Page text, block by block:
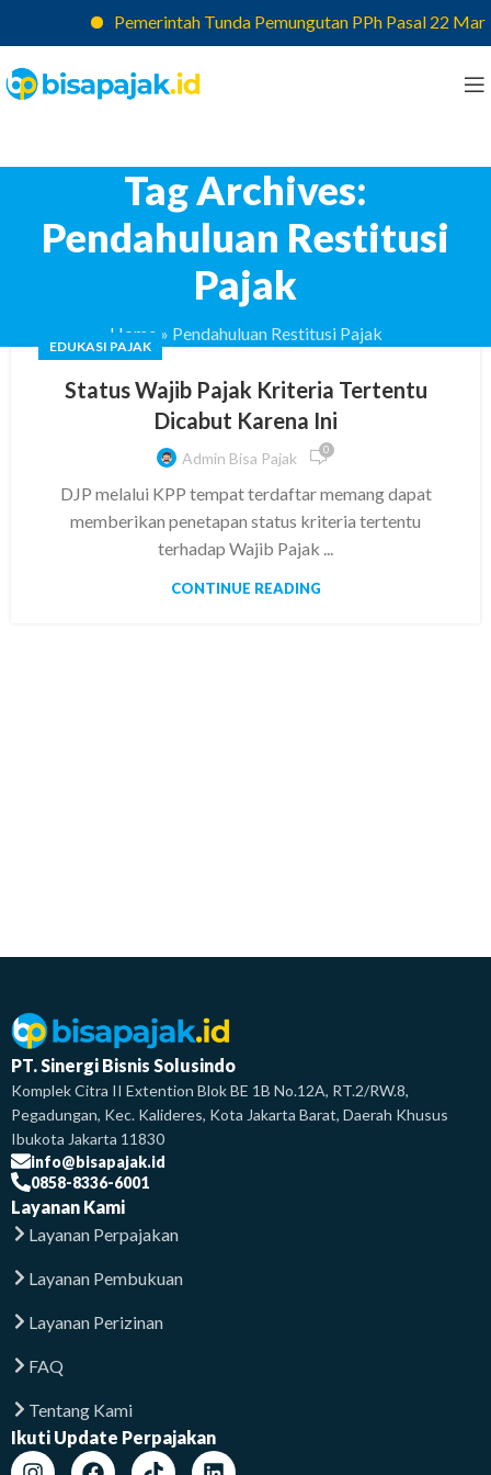
Pemerintah Tunda Pemungutan PPh Pasal 22
Tag Archives:
Pendahuluan Restitusi
Pajak
Home » Pendahuluan Restitusi Pajak
EDUKASI PAJAK
Status Wajib Pajak Kriteria Tertentu
Dicabut Karena Ini
Admin Bisa Pajak 0
DJP melalui KPP tempat terdaftar memang dapat
memberikan penetapan status kriteria tertentu
terhadap Wajib Pajak ...
CONTINUE READING
PT. Sinergi Bisnis Solusindo
Komplek Citra II Extention Blok BE 1B No.12A, RT.2/RW.8,
Pegadungan, Kec. Kalideres, Kota Jakarta Barat, Daerah Khusus
Ibukota Jakarta 11830
info@bisapajak.id
0858-8336-6001
Layanan Kami
Layanan Perpajakan
Layanan Pembukuan
Layanan Perizinan
FAQ
Tentang Kami
Ikuti Update Perpajakan